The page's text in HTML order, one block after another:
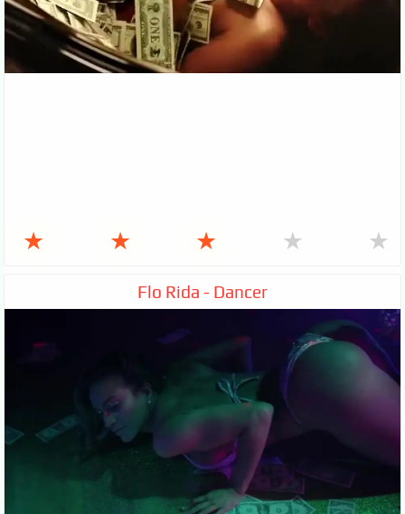
★ ★ ★ ★ ★
Flo Rida - Dancer